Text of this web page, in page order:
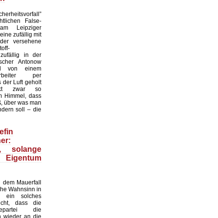
False-
Leipziger
zufällig mit
versehene
zufällig in der
Antonow
von einem
per
der Luft geholt
zwar so
Himmel, dass
über was man
soll – die
solange
Mauerfall
Wahnsinn in
ein solches
dass die
die
wieder an die